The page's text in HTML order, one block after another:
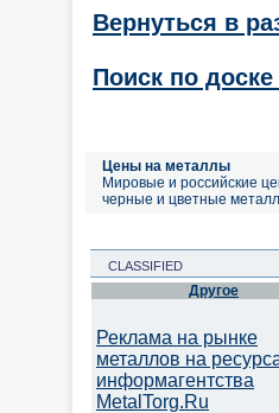
Вернуться в
Поиск по
Цены на металлы
Мировые и российские
черные и цветные
CLASSIFIED
Другое
Реклама на рынке
металлов на
информагентства
MetalTorg.Ru